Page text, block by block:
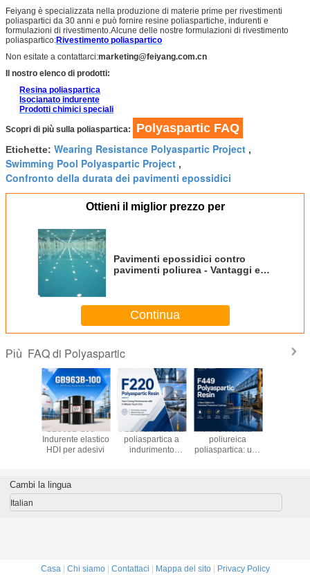
Feiyang è specializzata nella produzione di materie prime per rivestimenti
poliaspartici da 30 anni e può fornire resine poliaspartiche, indurenti e
formulazioni di rivestimento.Alcune delle nostre formulazioni di rivestimento
poliaspartico:Rivestimento poliaspartico
Non esitate a contattarci:marketing@feiyang.com.cn
Il nostro elenco di prodotti:
Resina poliaspartica
Isocianato indurente
Prodotti chimici speciali
Scopri di più sulla poliaspartica: Polyaspartic FAQ
Etichette: Wearing Resistance Polyaspartic Project ,
Swimming Pool Polyaspartic Project ,
Confronto della durata dei pavimenti epossidici
Ottieni il miglior prezzo per
Pavimenti epossidici contro
pavimenti poliurea - Vantaggi e
Continua
Più FAQ di Polyaspartic
GB963B-100 —
Indurente elastico
HDI per adesivi
F220: una resina
poliaspartica a
indurimento
tatto di 5 minuti
F449 Resina
poliureica
poliaspartica: una
industriali
Cambi la lingua
Italian
Casa| Chi siamo| Contattaci | Mappa del sito| Privacy Policy